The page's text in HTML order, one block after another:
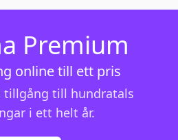
Premium
online till ett pris
tillgång till hundratals
i ett helt år.